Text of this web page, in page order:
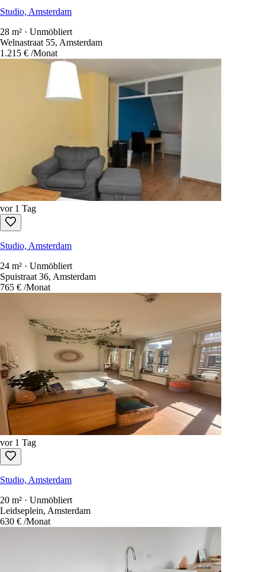
Studio, Amsterdam
28 m² · Unmöbliert
Welnastraat 55, Amsterdam
1.215 € /Monat
vor 1 Tag
Studio, Amsterdam
24 m² · Unmöbliert
Spuistraat 36, Amsterdam
765 € /Monat
vor 1 Tag
Studio, Amsterdam
20 m² · Unmöbliert
Leidseplein, Amsterdam
630 € /Monat